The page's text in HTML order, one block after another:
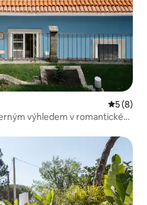
5 (8)
výhledem v romantické